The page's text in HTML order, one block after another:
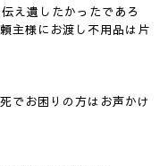
え遺したかったであろ
主様にお渡し不用品は片
でお困りの方はお声かけ